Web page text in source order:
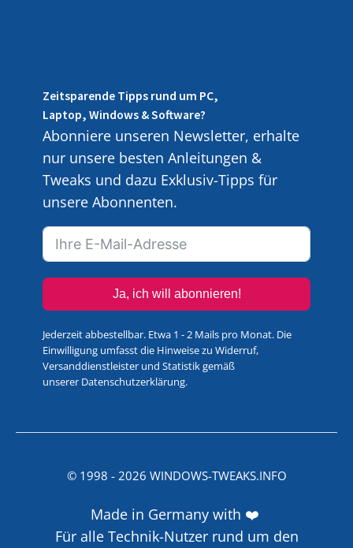
Zeitsparende Tipps rund um PC,
Laptop, Windows & Software?
Abonniere unseren Newsletter, erhalte
nur unsere besten Anleitungen &
Tweaks und dazu Exklusiv-Tipps für
unsere Abonnenten.
Ja, ich will abonnieren!
Jederzeit abbestellbar. Etwa 1 - 2 Mails pro Monat. Die
Einwilligung umfasst die Hinweise zu Widerruf,
Versanddienstleister und Statistik gemäß
unserer Datenschutzerklärung.
© 1998 - 2026 WINDOWS-TWEAKS.INFO
Made in Germany with ❤️
Für alle Technik-Nutzer rund um den